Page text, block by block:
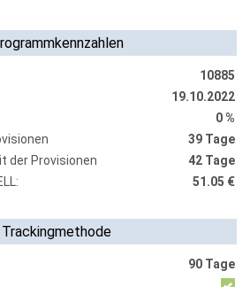
10885
19.10.2022
0 %
39 Tage
der Provisionen
42 Tage
51.05 €
Trackingmethode
90 Tage